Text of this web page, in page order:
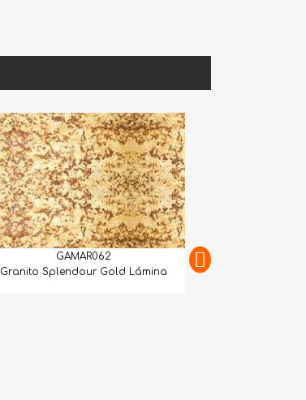
GAMAR062
Granito Splendour Gold Lámina